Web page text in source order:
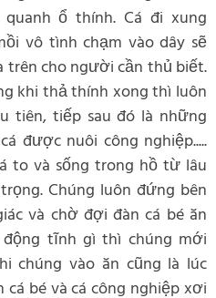
ổ thính. Cá đi xung
vô tình chạm vào dây sẽ
trên cho người cần thủ biết.
khi thả thính xong thì luôn
tiên, tiếp sau đó là những
được nuôi công nghiệp.....
to và sống trong hồ từ lâu
Chúng luôn đứng bên
và chờ đợi đàn cá bé ăn
tĩnh gì thì chúng mới
chúng vào ăn cũng là lúc
bé và cá công nghiệp xơi